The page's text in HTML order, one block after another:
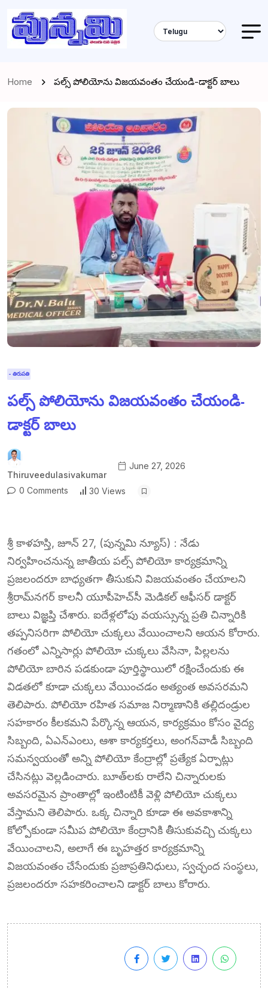
Home పల్స్ పోలియోను విజయవంతం చేయండి-డాక్టర్ బాలు
- తిరుపతి
పల్స్ పోలియోను విజయవంతం చేయండి-
డాక్టర్ బాలు
Thiruveedulasivakumar
June 27, 2026
0 Comments 30 Views
శ్రీ కాళహస్తి, జూన్ 27, (పున్నమి న్యూస్) : నేడు
నిర్వహించనున్న జాతీయ పల్స్ పోలియో కార్యక్రమాన్ని
ప్రజలందరూ బాధ్యతగా తీసుకుని విజయవంతం చేయాలని
శ్రీరామ్‌నగర్ కాలనీ యూపీహెచ్‌సీ మెడికల్ ఆఫీసర్ డాక్టర్
బాలు విజ్ఞప్తి చేశారు. ఐదేళ్లలోపు వయస్సున్న ప్రతి చిన్నారికి
తప్పనిసరిగా పోలియో చుక్కలు వేయించాలని ఆయన కోరారు.
గతంలో ఎన్నిసార్లు పోలియో చుక్కలు వేసినా, పిల్లలను
పోలియో బారిన పడకుండా పూర్తిస్థాయిలో రక్షించేందుకు ఈ
విడతలో కూడా చుక్కలు వేయించడం అత్యంత అవసరమని
తెలిపారు. పోలియో రహిత సమాజ నిర్మాణానికి తల్లిదండ్రుల
సహకారం కీలకమని పేర్కొన్న ఆయన, కార్యక్రమం కోసం వైద్య
సిబ్బంది, ఏఎన్‌ఎంలు, ఆశా కార్యకర్తలు, అంగన్‌వాడీ సిబ్బంది
సమన్వయంతో అన్ని పోలియో కేంద్రాల్లో ప్రత్యేక ఏర్పాట్లు
చేసినట్లు వెల్లడించారు. బూత్‌లకు రాలేని చిన్నారులకు
అవసరమైన ప్రాంతాల్లో ఇంటింటికీ వెళ్లి పోలియో చుక్కలు
వేస్తామని తెలిపారు. ఒక్క చిన్నారి కూడా ఈ అవకాశాన్ని
కోల్పోకుండా సమీప పోలియో కేంద్రానికి తీసుకువచ్చి చుక్కలు
వేయించాలని, అలాగే ఈ బృహత్తర కార్యక్రమాన్ని
విజయవంతం చేసేందుకు ప్రజాప్రతినిధులు, స్వచ్ఛంద సంస్థలు,
ప్రజలందరూ సహకరించాలని డాక్టర్ బాలు కోరారు.